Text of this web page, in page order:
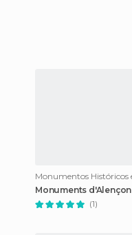
Monuments d'Alençon
(1)